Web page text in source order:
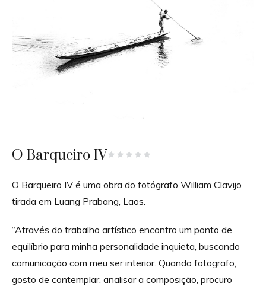
O Barqueiro IV
O Barqueiro IV é uma obra do fotógrafo William Clavijo
tirada em Luang Prabang, Laos.
“Através do trabalho artístico encontro um ponto de
equilíbrio para minha personalidade inquieta, buscando
comunicação com meu ser interior. Quando fotografo,
gosto de contemplar, analisar a composição, procuro